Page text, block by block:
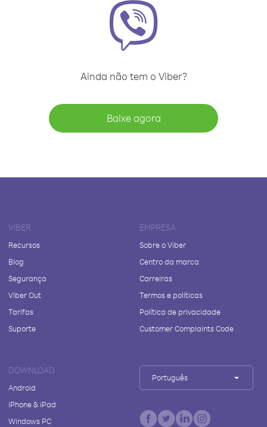
Ainda não tem o Viber?
Baixe agora
VIBER
Recursos
Blog
Segurança
Viber Out
Tarifas
Suporte
EMPRESA
Sobre o Viber
Centro da marca
Carreiras
Termos e políticas
Política de privacidade
Customer Complaints Code
DOWNLOAD
Android
iPhone & iPad
Windows PC
Português